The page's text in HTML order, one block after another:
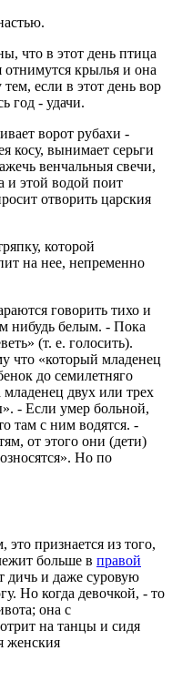
что в этот день птица
отнимутся крылья и она
если в этот день вор
год - удачи.
ворот рубахи -
косу, вынимает серьги
венчальныя свечи,
и этой водой поит
отворить царския
которой
на нее, непременно
говорить тихо и
нибудь белым. - Пока
(т. е. голосить).
что «который младенец
до семилетняго
младенец двух или трех
- Если умер больной,
там с ним водятся. -
от этого они (дети)
Но по
признается из того,
больше в правой
дичь и даже суровую
Но когда девочкой, - то
она с
на танцы и сидя
женския